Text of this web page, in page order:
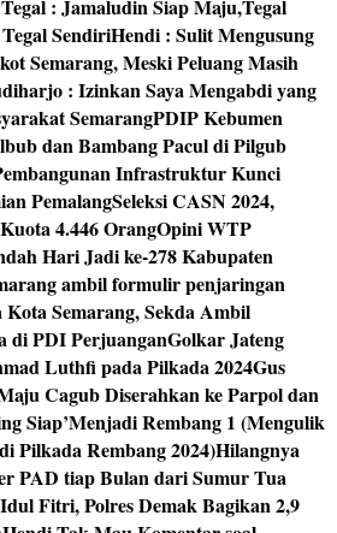
: Jamaludin Siap Maju,Tegal
SendiriHendi : Sulit Mengusung
Semarang, Meski Peluang Masih
: Izinkan Saya Mengabdi yang
SemarangPDIP Kebumen
dan Bambang Pacul di Pilgub
Infrastruktur Kunci
PemalangSeleksi CASN 2024,
4.446 OrangOpini WTP
Hari Jadi ke-278 Kabupaten
ambil formulir penjaringan
Kota Semarang, Sekda Ambil
di PDI PerjuanganGolkar Jateng
Luthfi pada Pilkada 2024Gus
Cagub Diserahkan ke Parpol dan
Siap’Menjadi Rembang 1 (Mengulik
Pilkada Rembang 2024)Hilangnya
PAD tiap Bulan dari Sumur Tua
Fitri, Polres Demak Bagikan 2,9